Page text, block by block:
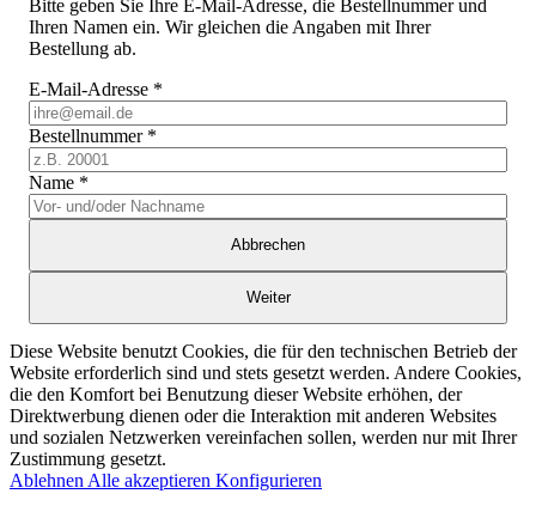
Bitte geben Sie Ihre E-Mail-Adresse, die Bestellnummer und
Ihren Namen ein. Wir gleichen die Angaben mit Ihrer
Bestellung ab.
E-Mail-Adresse *
Bestellnummer *
Name *
Abbrechen
Weiter
Diese Website benutzt Cookies, die für den technischen Betrieb der
Website erforderlich sind und stets gesetzt werden. Andere Cookies,
die den Komfort bei Benutzung dieser Website erhöhen, der
Direktwerbung dienen oder die Interaktion mit anderen Websites
und sozialen Netzwerken vereinfachen sollen, werden nur mit Ihrer
Zustimmung gesetzt.
Ablehnen Alle akzeptieren Konfigurieren